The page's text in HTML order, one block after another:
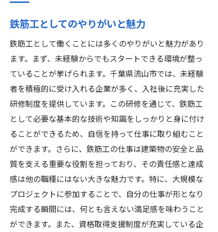
鉄筋工としてのやりがいと魅力
鉄筋工として働くことには多くのやりがいと魅力があり
ます。まず、未経験からでもスタートできる環境が整っ
ていることが挙げられます。千葉県流山市では、未経験
者を積極的に受け入れる企業が多く、入社後に充実した
研修制度を提供しています。この研修を通じて、鉄筋工
として必要な基本的な技術や知識をしっかりと身に付け
ることができるため、自信を持って仕事に取り組むこと
ができます。さらに、鉄筋工の仕事は建築物の安全と品
質を支える重要な役割を担っており、その責任感と達成
感は他の職種にはない大きな魅力です。特に、大規模な
プロジェクトに参加することで、自分の仕事が形となり
完成する瞬間には、何とも言えない満足感を味わうこと
ができます。また、資格取得支援制度が充実している企